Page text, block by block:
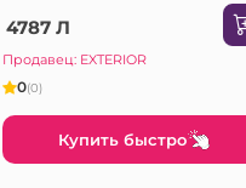
4787 Л
Продавец: EXTERIOR
0(0)
Купить быстро